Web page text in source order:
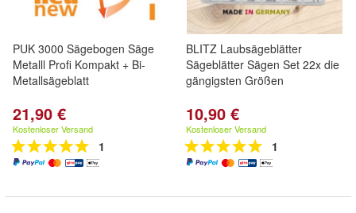
PUK 3000 Sägebogen Säge
Metalll Profi Kompakt + Bi-
Metallsägeblatt
21,90 €
Kostenloser Versand
1
BLITZ Laubsägeblätter
Sägeblätter Sägen Set 22x die
gängigsten Größen
10,90 €
Kostenloser Versand
1